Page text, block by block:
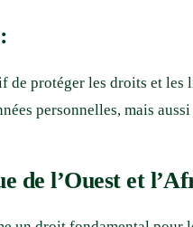
de protéger les droits et les
personnelles, mais
de l’Ouest et